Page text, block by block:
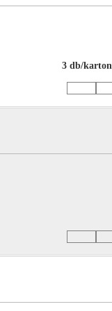
3 db/karton